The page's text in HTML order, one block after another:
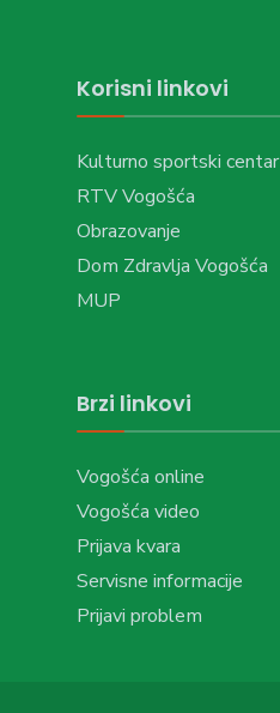
Korisni linkovi
Kulturno sportski centar
RTV Vogošća
Obrazovanje
Dom Zdravlja Vogošća
MUP
Brzi linkovi
Vogošća online
Vogošća video
Prijava kvara
Servisne informacije
Prijavi problem